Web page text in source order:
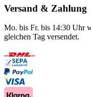
Versand & Zahlung
Mo. bis Fr. bis 14:30 Uhr
gleichen Tag versendet.